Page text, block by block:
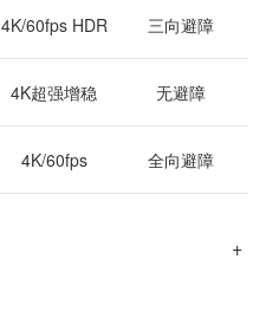
4K/60fps HDR 三向避障
4K超强增稳 无避障
4K/60fps 全向避障